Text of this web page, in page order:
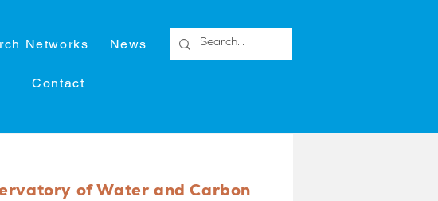
Networks News
Contact
of Water and Carbon